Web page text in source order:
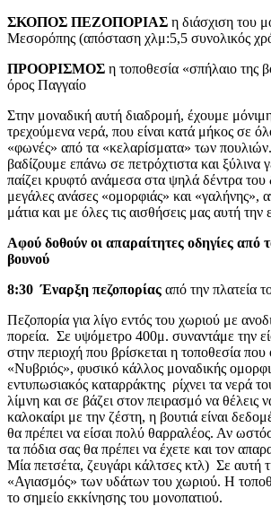
ΣΚΟΠΟΣ ΠΕΖΟΠΟΡΙΑΣ η διάσχιση του
Μεσορόπης (απόσταση χλμ:5,5 συνολικός
ΠΡΟΟΡΙΣΜΟΣ η τοποθεσία «σπήλαιο της
όρος Παγγαίο
Στην μοναδική αυτή διαδρομή, έχουμε
τρεχούμενα νερά, που είναι κατά μήκος σε
«φωνές» από τα «κελαρίσματα» των
βαδίζουμε επάνω σε πετρόχτιστα και ξύλινα
παίζει κρυφτό ανάμεσα στα ψηλά δέντρα
μεγάλες ανάσες «ομορφιάς» και «γαλήνης»,
μάτια και με όλες τις αισθήσεις μας αυτή την
Αφού δοθούν οι απαραίτητες οδηγίες από
βουνού
8:30 Έναρξη πεζοπορίας από την πλατεία
Πεζοπορία για λίγο εντός του χωριού με
πορεία. Σε υψόμετρο 400μ. συναντάμε την
στην περιοχή που βρίσκεται η τοποθεσία που
«Νυβριός», φυσικό κάλλος μοναδικής
εντυπωσιακός καταρράκτης ρίχνει τα νερά
λίμνη και σε βάζει στον πειρασμό να θέλεις
καλοκαίρι με την ζέστη, η βουτιά είναι
θα πρέπει να είσαι πολύ θαρραλέος. Αν
τα πόδια σας θα πρέπει να έχετε και τον
Μία πετσέτα, ζευγάρι κάλτσες κτλ) Σε αυτή
«Αγιασμός» των υδάτων του χωριού. Η
το σημείο εκκίνησης του μονοπατιού.